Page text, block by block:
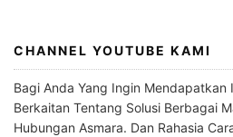
CHANNEL YOUTUBE KAMI
Bagi Anda Yang Ingin Mendapatkan
Berkaitan Tentang Solusi Berbagai
Hubungan Asmara. Dan Rahasia